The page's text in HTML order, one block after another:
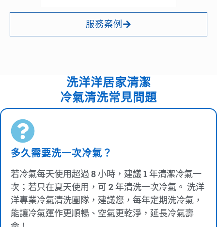
服務案例
洗洋洋居家清潔
冷氣清洗常見問題
多久需要洗一次冷氣？
若冷氣每天使用超過 8 小時，建議 1 年清潔冷氣一
次；若只在夏天使用，可 2 年清洗一次冷氣。 洗洋
洋專業冷氣清洗團隊，建議您，每年定期洗冷氣，
能讓冷氣運作更順暢、空氣更乾淨，延長冷氣壽